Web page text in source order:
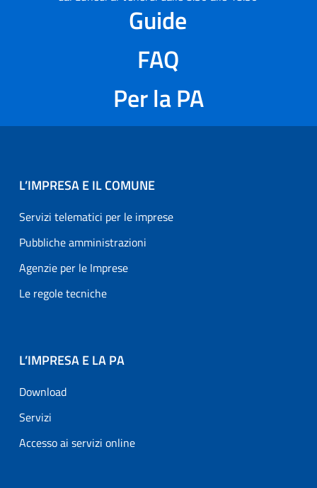
Guide
FAQ
Per la PA
L’IMPRESA E IL COMUNE
Servizi telematici per le imprese
Pubbliche amministrazioni
Agenzie per le Imprese
Le regole tecniche
L’IMPRESA E LA PA
Download
Servizi
Accesso ai servizi online